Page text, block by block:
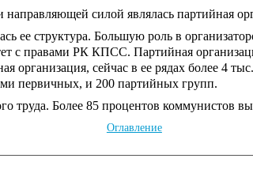
силой являлась партийная
ее структура. Большую роль в
с правами РК КПСС. Партийная
организация, сейчас в ее рядах более 4
первичных, и 200 партийных групп.
труда. Более 85 процентов коммунистов
Оглавление